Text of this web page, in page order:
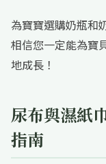
為寶寶選購奶瓶和
相信您一定能為寶
地成長！
尿布與濕紙
指南